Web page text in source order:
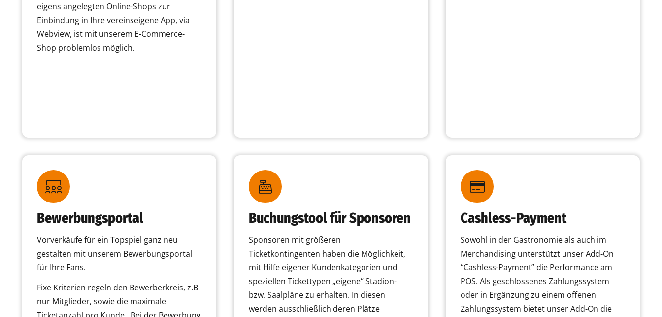
eigens angelegten Online-Shops zur
Einbindung in Ihre vereinseigene App, via
Webview, ist mit unserem E-Commerce-
Shop problemlos möglich.
Bewerbungsportal
Vorverkäufe für ein Topspiel ganz neu
gestalten mit unserem Bewerbungsportal
für Ihre Fans.
Fixe Kriterien regeln den Bewerberkreis, z.B.
nur Mitglieder, sowie die maximale
Buchungstool für Sponsoren
Sponsoren mit größeren
Ticketkontingenten haben die Möglichkeit,
mit Hilfe eigener Kundenkategorien und
speziellen Tickettypen „eigene“ Stadion-
bzw. Saalpläne zu erhalten. In diesen
werden ausschließlich deren Plätze
Cashless-Payment
Sowohl in der Gastronomie als auch im
Merchandising unterstützt unser Add-On
“Cashless-Payment” die Performance am
POS. Als geschlossenes Zahlungssystem
oder in Ergänzung zu einem offenen
Zahlungssystem bietet unser Add-On die